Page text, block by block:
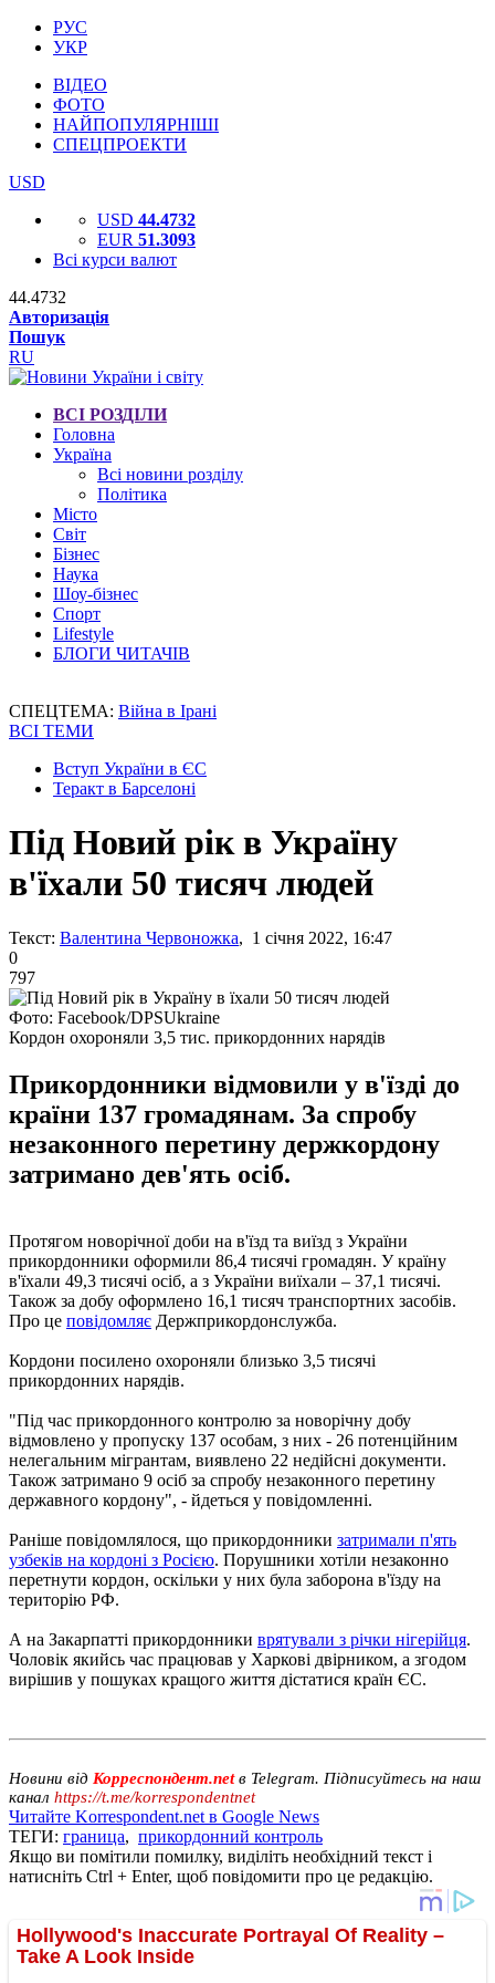
РУС
УКР
ВІДЕО
ФОТО
НАЙПОПУЛЯРНІШІ
СПЕЦПРОЕКТИ
USD
USD 44.4732
EUR 51.3093
Всі курси валют
44.4732
Авторизація
Пошук
RU
ВСІ РОЗДІЛИ
Головна
Україна
Всі новини розділу
Політика
Місто
Світ
Бізнес
Наука
Шоу-бізнес
Спорт
Lifestyle
БЛОГИ ЧИТАЧІВ
СПЕЦТЕМА: Війна в Ірані
ВСІ ТЕМИ
Вступ України в ЄС
Теракт в Барселоні
Під Новий рік в Україну
в'їхали 50 тисяч людей
Текст: Валентина Червоножка, 1 січня 2022, 16:47
0
797
Фото: Facebook/DPSUkraine
Кордон охороняли 3,5 тис. прикордонних нарядів
Прикордонники відмовили у в'їзді до
країни 137 громадянам. За спробу
незаконного перетину держкордону
затримано дев'ять осіб.
Протягом новорічної доби на в'їзд та виїзд з України
прикордонники оформили 86,4 тисячі громадян. У країну
в'їхали 49,3 тисячі осіб, а з України виїхали – 37,1 тисячі.
Також за добу оформлено 16,1 тисяч транспортних засобів.
Про це повідомляє Держприкордонслужба.
Кордони посилено охороняли близько 3,5 тисячі
прикордонних нарядів.
"Під час прикордонного контролю за новорічну добу
відмовлено у пропуску 137 особам, з них - 26 потенційним
нелегальним мігрантам, виявлено 22 недійсні документи.
Також затримано 9 осіб за спробу незаконного перетину
державного кордону", - йдеться у повідомленні.
Раніше повідомлялося, що прикордонники затримали п'ять
узбеків на кордоні з Росією. Порушники хотіли незаконно
перетнути кордон, оскільки у них була заборона в'їзду на
територію РФ.
А на Закарпатті прикордонники врятували з річки нігерійця.
Чоловік якийсь час працював у Харкові двірником, а згодом
вирішив у пошуках кращого життя дістатися країн ЄС.
Новини від Корреспондент.netв Telegram. Підписуйтесь на наш
канал https://t.me/korrespondentnet
Читайте Korrespondent.net в Google News
ТЕГИ: граница, прикордонний контроль
Якщо ви помітили помилку, виділіть необхідний текст і
натисніть Ctrl + Enter, щоб повідомити про це редакцію.